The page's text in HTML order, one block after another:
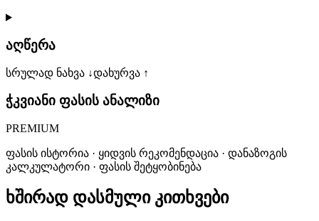
აღწერა
სრულად ნახვა ↓დახურვა ↑
ჭკვიანი ფასის ანალიზი
PREMIUM
ფასის ისტორია · ყიდვის რეკომენდაცია · დანაზოგის
კალკულატორი · ფასის შეტყობინება
ხშირად დასმული კითხვები